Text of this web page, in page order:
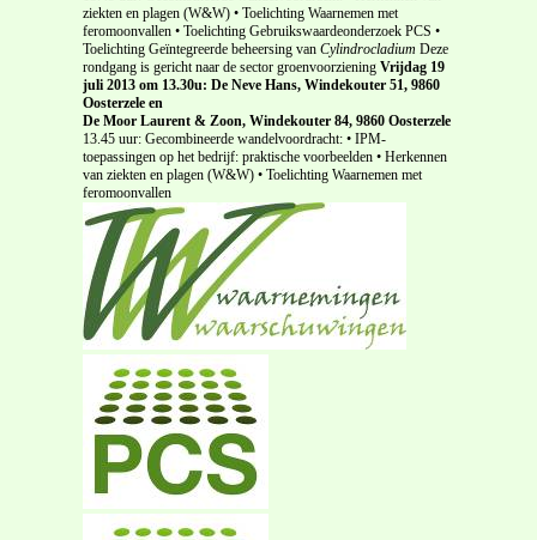
ziekten en plagen (W&W) • Toelichting Waarnemen met
feromoonvallen • Toelichting Gebruikswaardeonderzoek PCS •
Toelichting Geïntegreerde beheersing van Cylindrocladium Deze
rondgang is gericht naar de sector groenvoorziening Vrijdag 19
juli 2013 om 13.30u: De Neve Hans, Windekouter 51, 9860
Oosterzele en
De Moor Laurent & Zoon, Windekouter 84, 9860 Oosterzele
13.45 uur: Gecombineerde wandelvoordracht: • IPM-
toepassingen op het bedrijf: praktische voorbeelden • Herkennen
van ziekten en plagen (W&W) • Toelichting Waarnemen met
feromoonvallen